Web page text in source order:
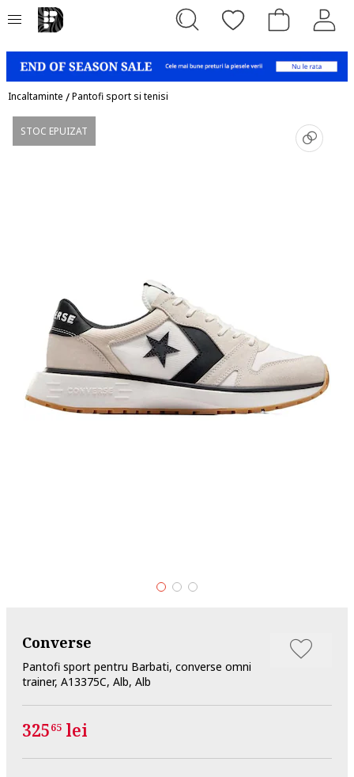
Incaltaminte /Pantofi sport si tenisi
STOC EPUIZAT
Converse
Pantofi sport pentru Barbati, converse omni
trainer, A13375C, Alb, Alb
32565 lei